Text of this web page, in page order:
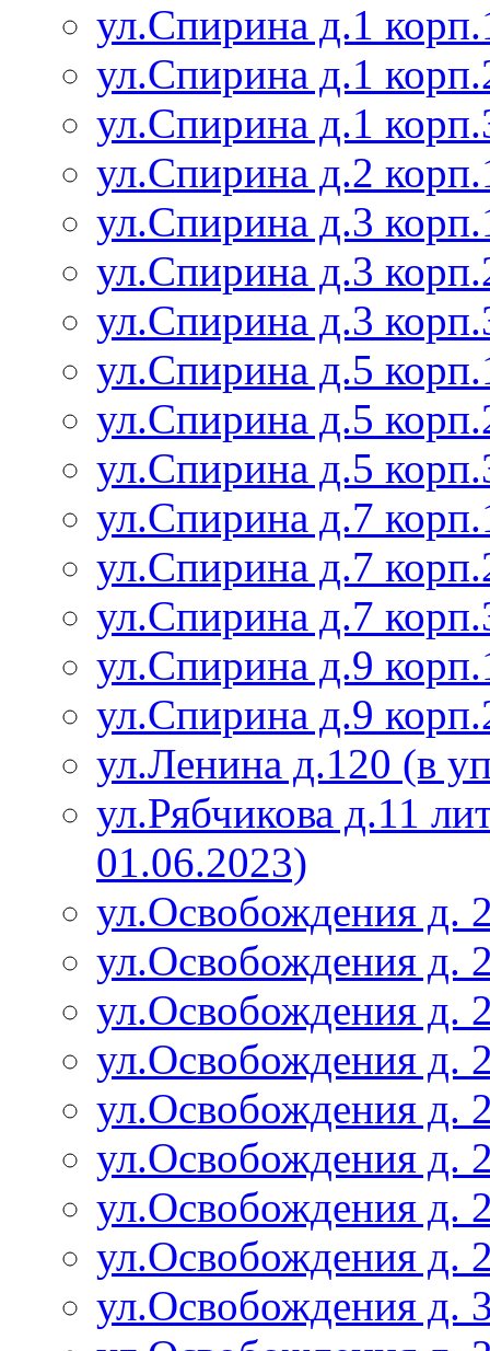
ул.Спирина д.1
ул.Спирина д.1
ул.Спирина д.1
ул.Спирина д.2
ул.Спирина д.3
ул.Спирина д.3
ул.Спирина д.3
ул.Спирина д.5
ул.Спирина д.5
ул.Спирина д.5
ул.Спирина д.7
ул.Спирина д.7
ул.Спирина д.7
ул.Спирина д.9
ул.Спирина д.9
ул.Ленина д.120 (в
ул.Рябчикова д.11
01.06.2023)
ул.Освобождения д.
ул.Освобождения д.
ул.Освобождения д.
ул.Освобождения д.
ул.Освобождения д.
ул.Освобождения д.
ул.Освобождения д.
ул.Освобождения д.
ул.Освобождения д.